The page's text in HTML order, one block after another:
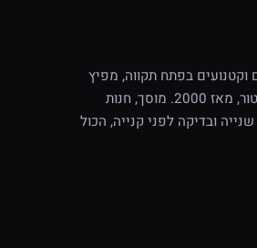
וקטנועים בפתח תקווה, מפיץ
ומשווק מורשה של מטרו מוטור, מאז 2000. מוסך, חנות
ובדיקה לפני קנייה, הכול